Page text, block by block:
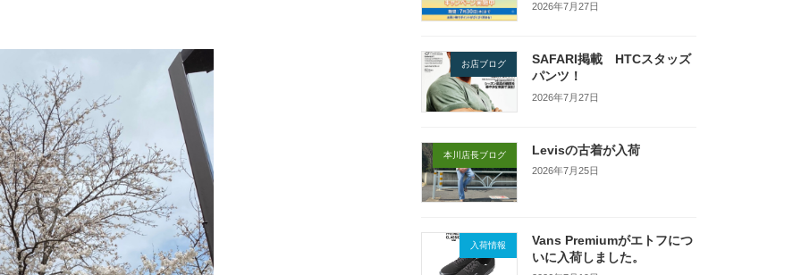
2026年7月27日
お店ブログ
SAFARI掲載 HTCスタッズ
パンツ！
2026年7月27日
本川店長ブログ Levisの古着が入荷
2026年7月25日
入荷情報
Vans Premiumがエトフにつ
いに入荷しました。